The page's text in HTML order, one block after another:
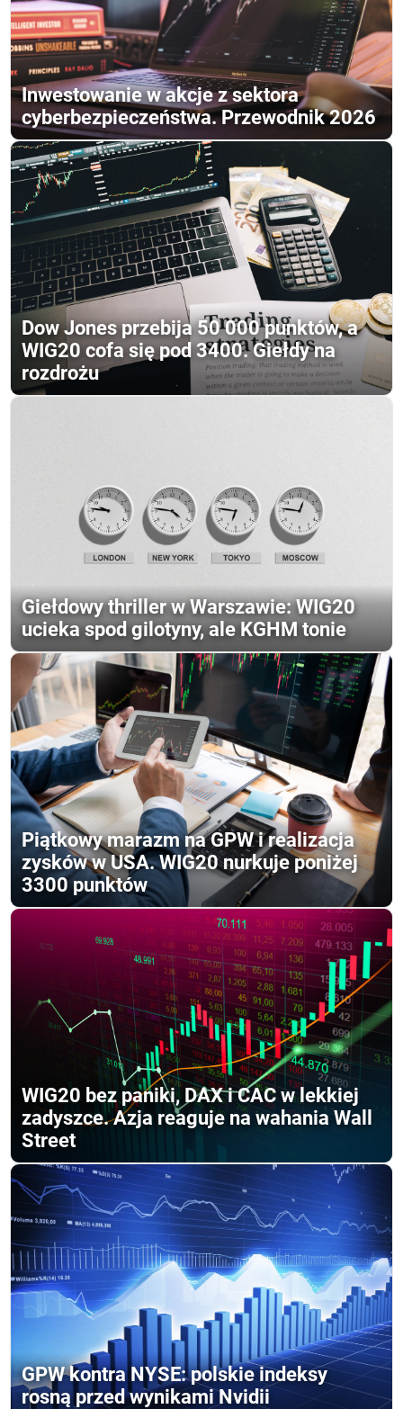
Inwestowanie w akcje z sektora
cyberbezpieczeństwa. Przewodnik 2026
Dow Jones przebija 50 000 punktów, a
WIG20 cofa się pod 3400. Giełdy na
rozdrożu
Giełdowy thriller w Warszawie: WIG20
ucieka spod gilotyny, ale KGHM tonie
Piątkowy marazm na GPW i realizacja
zysków w USA. WIG20 nurkuje poniżej
3300 punktów
WIG20 bez paniki, DAX i CAC w lekkiej
zadyszce. Azja reaguje na wahania Wall
Street
GPW kontra NYSE: polskie indeksy
rosną przed wynikami Nvidii